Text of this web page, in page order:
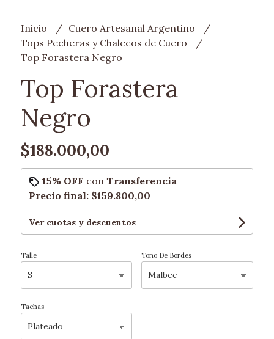
Inicio
Cuero Artesanal Argentino
Tops Pecheras y Chalecos de Cuero
Top Forastera Negro
Top Forastera
Negro
$188.000,00
15% OFF con Transferencia
Precio final: $159.800,00
Ver cuotas y descuentos
Talle Tono De Bordes
Tachas